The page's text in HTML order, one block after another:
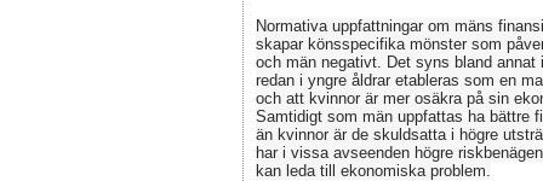
Normativa uppfattningar om mäns
skapar könsspecifika mönster som
och män negativt. Det syns bland annat
redan i yngre åldrar etableras som en
och att kvinnor är mer osäkra på sin
Samtidigt som män uppfattas ha bättre
än kvinnor är de skuldsatta i högre
har i vissa avseenden högre
kan leda till ekonomiska problem.